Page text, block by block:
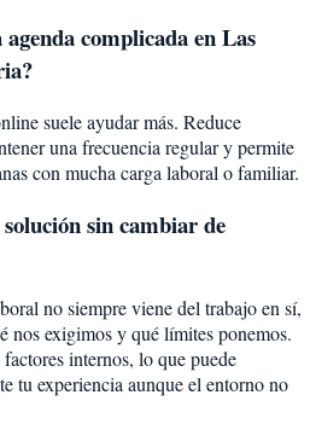
complicada en Las
suele ayudar más. Reduce
una frecuencia regular y permite
con mucha carga laboral o familiar.
sin cambiar de
no siempre viene del trabajo en sí,
nos exigimos y qué límites ponemos.
internos, lo que puede
tu experiencia aunque el entorno no